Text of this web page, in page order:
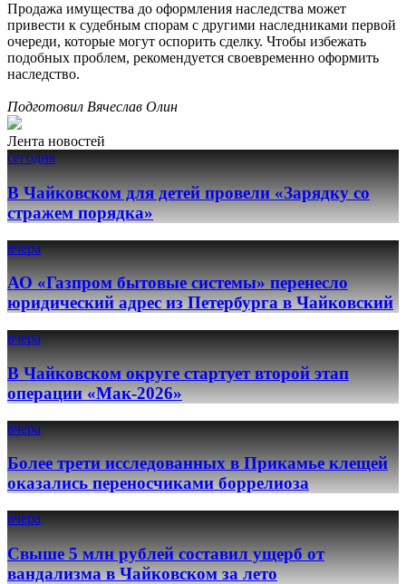
Продажа имущества до оформления наследства может
привести к судебным спорам с другими наследниками первой
очереди, которые могут оспорить сделку. Чтобы избежать
подобных проблем, рекомендуется своевременно оформить
наследство.
Подготовил Вячеслав Олин
Лента новостей
сегодня
В Чайковском для детей провели «Зарядку со
стражем порядка»
вчера
АО «Газпром бытовые системы» перенесло
юридический адрес из Петербурга в Чайковский
вчера
В Чайковском округе стартует второй этап
операции «Мак-2026»
вчера
Более трети исследованных в Прикамье клещей
оказались переносчиками боррелиоза
вчера
Свыше 5 млн рублей составил ущерб от
вандализма в Чайковском за лето